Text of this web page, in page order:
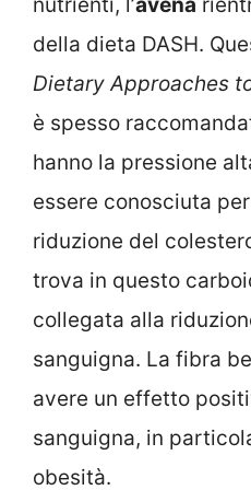
nutrienti, l’avena
della dieta DASH.
Dietary Approaches
è spesso
hanno la pressione
essere conosciuta
riduzione del
trova in questo
collegata alla
sanguigna. La fibra
avere un effetto
sanguigna, in
obesità.